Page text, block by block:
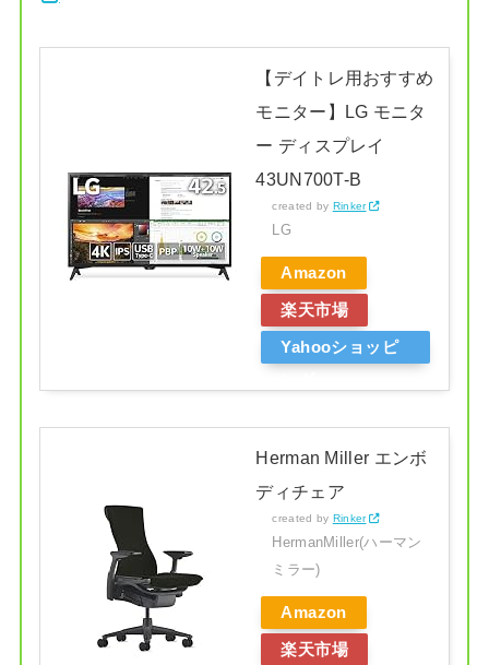
【デイトレ用おすすめ
モニター】LG モニタ
ー ディスプレイ
43UN700T-B
created by Rinker
LG
Amazon
楽天市場
Yahooショッピ
Herman Miller エンボ
ディチェア
created by Rinker
HermanMiller(ハーマン
ミラー)
Amazon
楽天市場